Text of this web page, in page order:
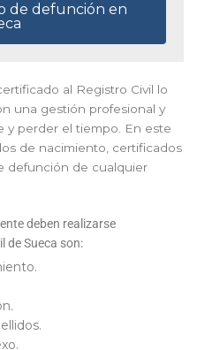
de defunción en
al Registro Civil lo
una gestión profesional y
y perder el tiempo. En este
de nacimiento, certificados
defunción de cualquier
deben realizarse
de Sueca son: